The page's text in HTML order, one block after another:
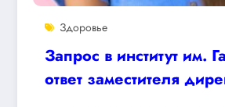
Здоровье
Запрос в институт им.
ответ заместителя